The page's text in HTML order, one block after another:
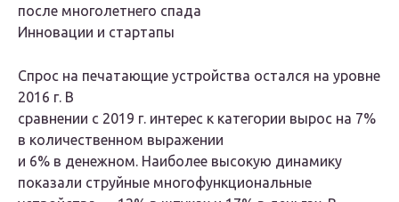
после многолетнего спада
Инновации и стартапы
Спрос на печатающие устройства остался на уровне
2016 г. В
сравнении с 2019 г. интерес к категории вырос на 7%
в количественном выражении
и 6% в денежном. Наиболее высокую динамику
показали струйные многофункциональные